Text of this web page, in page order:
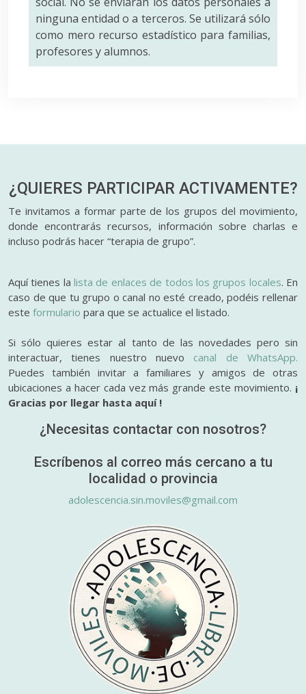
ninguna entidad o a terceros. Se utilizará sólo
como mero recurso estadístico para familias,
profesores y alumnos.
¿QUIERES PARTICIPAR ACTIVAMENTE?
Te invitamos a formar parte de los grupos del movimiento,
donde encontrarás recursos, información sobre charlas e
incluso podrás hacer “terapia de grupo”.
Aquí tienes lalista de enlaces de todos los grupos locales. En
caso de que tu grupo o canal no esté creado, podéis rellenar
este formulario para que se actualice el listado.
Si sólo quieres estar al tanto de las novedades pero sin
interactuar, tienes nuestro nuevo canal de WhatsApp.
Puedes también invitar a familiares y amigos de otras
ubicaciones a hacer cada vez más grande este movimiento. ¡
Gracias por llegar hasta aquí !
¿Necesitas contactar con nosotros?
Escríbenos al correo más cercano a tu
localidad o provincia
adolescencia.sin.moviles@gmail.com